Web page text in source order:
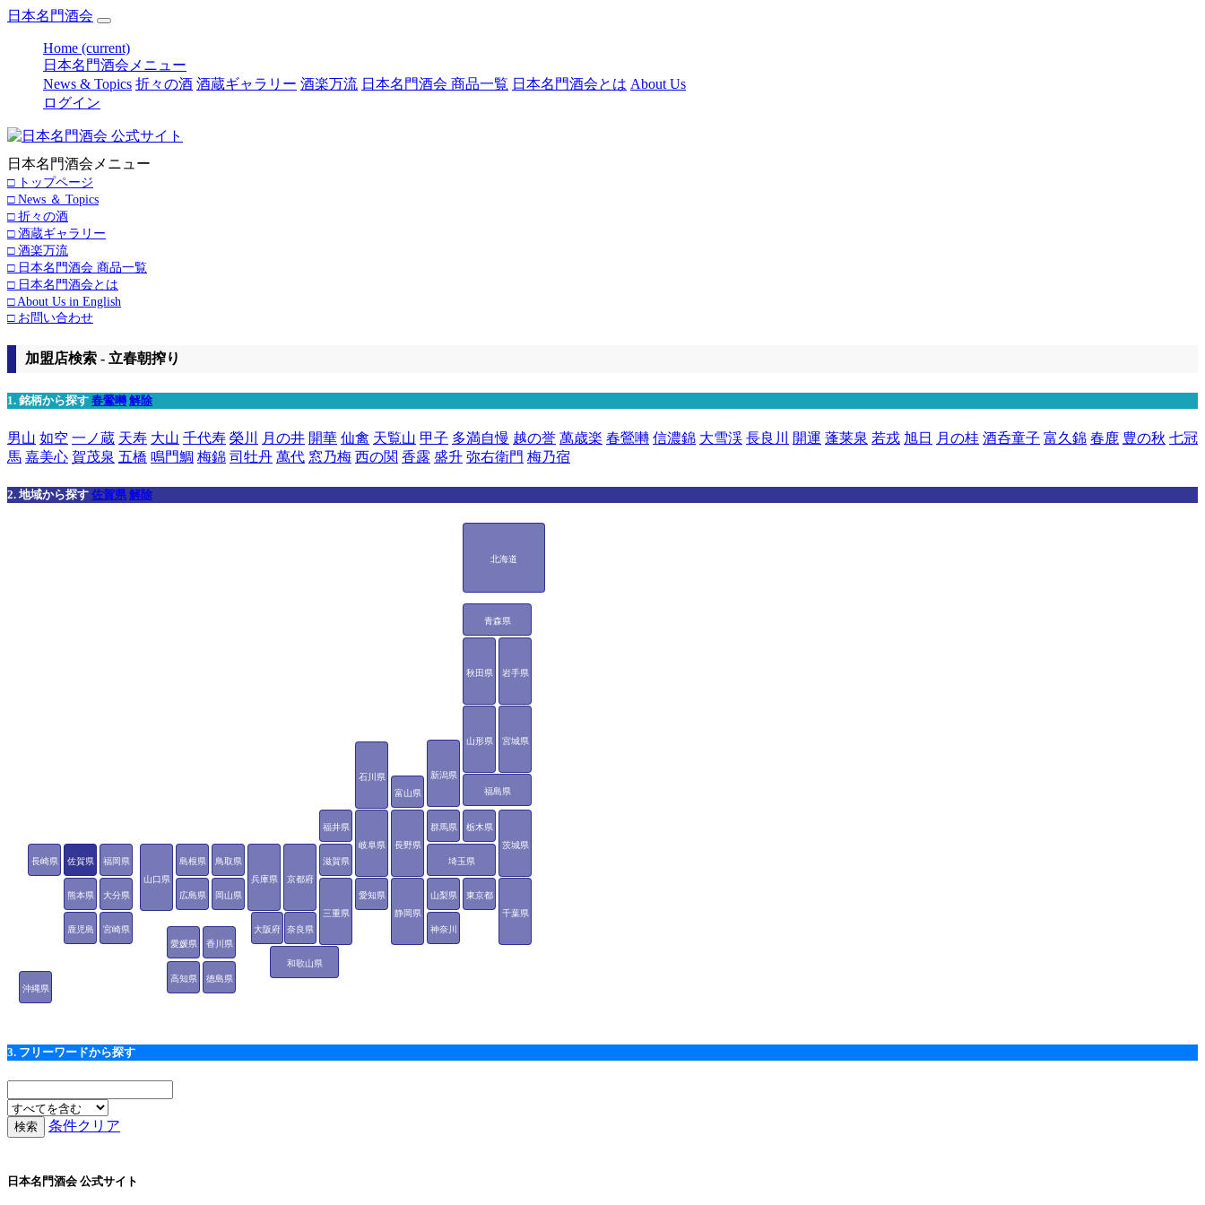
日本名門酒会
Home (current)
日本名門酒会メニュー
News & Topics 折々の酒 酒蔵ギャラリー 酒楽万流 日本名門酒会 商品一覧 日本名門酒会とは About Us
ログイン
日本名門酒会メニュー
□ トップページ
□ News ＆ Topics
□ 折々の酒
□ 酒蔵ギャラリー
□ 酒楽万流
□ 日本名門酒会 商品一覧
□ 日本名門酒会とは
□ About Us in English
□ お問い合わせ
加盟店検索 - 立春朝搾り
1. 銘柄から探す 春鶯囀 解除
男山 如空 一ノ蔵 天寿 大山 千代寿 榮川 月の井 開華 仙禽 天覧山 甲子 多満自慢 越の誉 萬歳楽 春鶯囀 信濃錦 大雪渓 長良川 開運 蓬莱泉 若戎 旭日 月の桂 酒呑童子 富久錦 春鹿 豊の秋 七冠
馬 嘉美心 賀茂泉 五橋 鳴門鯛 梅錦 司牡丹 萬代 窓乃梅 西の関 香露 盛升 弥右衛門 梅乃宿
2. 地域から探す 佐賀県 解除
北海道
青森県
岩手県
宮城県
秋田県
山形県
福島県
茨城県
栃木県
群馬県
埼玉県
千葉県
東京都
神奈川
新潟県
富山県
石川県
福井県
山梨県
長野県
岐阜県
静岡県
愛知県
三重県
滋賀県
京都府
大阪府
兵庫県
奈良県
和歌山県
鳥取県
島根県
岡山県
広島県
山口県
徳島県
香川県
愛媛県
高知県
福岡県
佐賀県
長崎県
熊本県 大分県
宮崎県
鹿児島
沖縄県
3. フリーワードから探す
条件クリア
日本名門酒会 公式サイト